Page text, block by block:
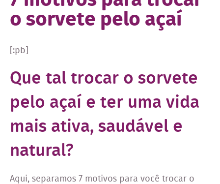
o sorvete pelo açaí
[:pb]
Que tal trocar o sorvete
pelo açaí e ter uma vida
mais ativa, saudável e
natural?
Aqui, separamos 7 motivos para você trocar o